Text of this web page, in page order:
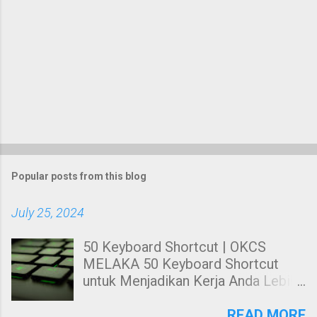
Popular posts from this blog
July 25, 2024
50 Keyboard Shortcut | OKCS
MELAKA 50 Keyboard Shortcut
untuk Menjadikan Kerja Anda Lebih